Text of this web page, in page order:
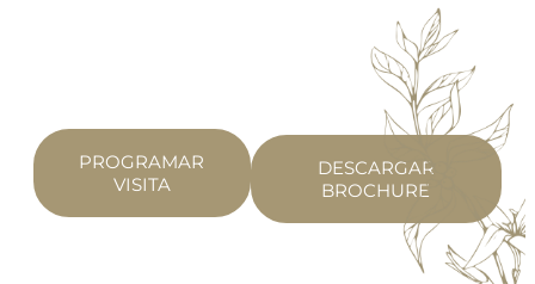
PROGRAMAR
VISITA
DESCARGAR
BROCHURE